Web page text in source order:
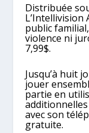
Distribuée
L’Intellivision
public
violence ni
7,99$.
Jusqu’à huit
jouer
partie en
avec son
gratuite.